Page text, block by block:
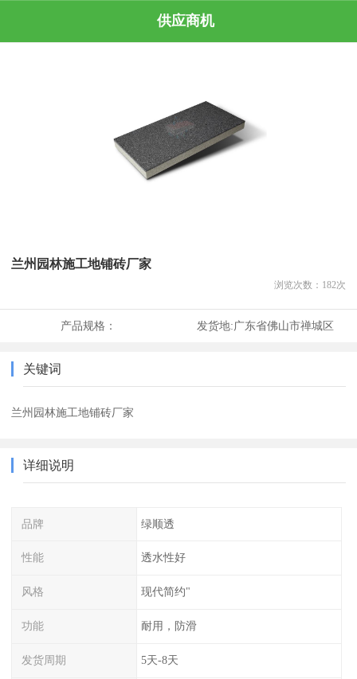
供应商机
兰州园林施工地铺砖厂家
浏览次数： 182次
产品规格： 发货地:广东省佛山市禅城区
关键词
兰州园林施工地铺砖厂家
详细说明
品牌 绿顺透
性能 透水性好
风格 现代简约"
功能 耐用，防滑
发货周期 5天-8天